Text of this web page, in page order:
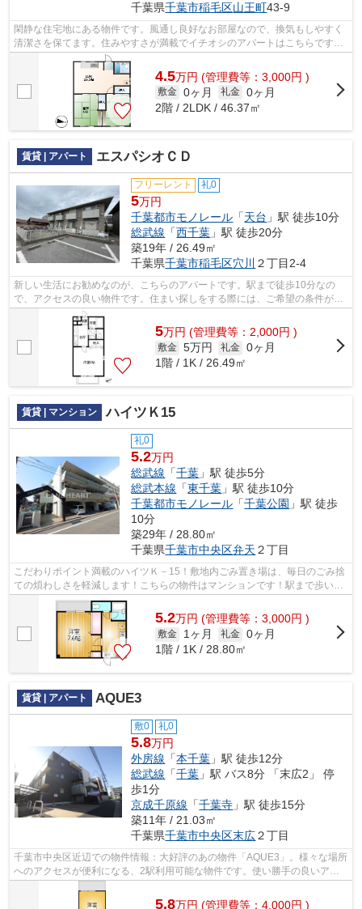
千葉県千葉市稲毛区山王町43-9
閑静な住宅地にある物件です。風通し良好なお部屋なので、換気もしやすく
清潔さを保てます。住みやすさが満載でイチオシのアパートはこちらです。
築年数は経っていますが、その分お値...
4.5万円 (管理費等：3,000円 )
敷金 0ヶ月 礼金 0ヶ月
2階 / 2LDK / 46.37㎡
賃貸 | アパート エスパシオＣＤ
フリーレント 礼0
5万円
千葉都市モノレール 「天台 」駅 徒歩10分
総武線 「西千葉 」駅 徒歩20分
築19年 / 26.49㎡
千葉県千葉市稲毛区穴川 ２丁目2-4
新しい生活にお勧めなのが、こちらのアパートです。駅まで徒歩10分なの
で、アクセスの良い物件です。住まい探しをする際には、ご希望の条件がい
くつかあるでしょう。当社は、そんなご...
5万円 (管理費等：2,000円 )
敷金 5万円 礼金 0ヶ月
1階 / 1K / 26.49㎡
賃貸 | マンション ハイツＫ15
礼0
5.2万円
総武線 「千葉 」駅 徒歩5分
総武本線 「東千葉 」駅 徒歩10分
千葉都市モノレール 「千葉公園 」駅 徒歩
10分
築29年 / 28.80㎡
千葉県千葉市中央区弁天 ２丁目
こだわりポイント満載のハイツＫ－15！敷地内ごみ置き場は、毎日のごみ捨
ての煩わしさを軽減します！こちらの物件はマンションです！駅まで歩いて
アクセスできる、徒歩5分の距離に立地...
5.2万円 (管理費等：3,000円 )
敷金 1ヶ月 礼金 0ヶ月
1階 / 1K / 28.80㎡
賃貸 | アパート AQUE3
敷0 礼0
5.8万円
外房線 「本千葉 」駅 徒歩12分
総武線 「千葉 」駅 バス8分 「末広2」 停
歩1分
京成千原線 「千葉寺 」駅 徒歩15分
築11年 / 21.03㎡
千葉県千葉市中央区末広２丁目
千葉市中央区近辺での物件情報：大好評のあの物件「AQUE3」。様々な場所
へのアクセスが便利になる、2駅利用可能な物件です。使い勝手の良いアパ
5.8万円 (管理費等：4,000円 )